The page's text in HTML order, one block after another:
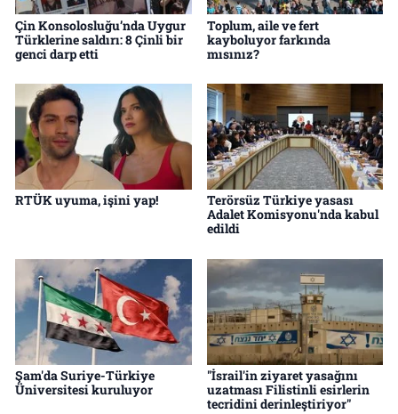
Çin Konsolosluğu’nda Uygur
Türklerine saldırı: 8 Çinli bir
genci darp etti
Toplum, aile ve fert
kayboluyor farkında
mısınız?
RTÜK uyuma, işini yap!
Terörsüz Türkiye yasası
Adalet Komisyonu'nda kabul
edildi
Şam'da Suriye-Türkiye
Üniversitesi kuruluyor
"İsrail'in ziyaret yasağını
uzatması Filistinli esirlerin
tecridini derinleştiriyor"